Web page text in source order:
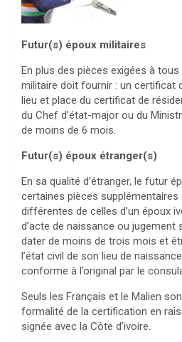
Futur(s) époux militaires
En plus des pièces exigées à
militaire doit fournir : un certificat
lieu et place du certificat de
du Chef d’état-major ou du
de moins de 6 mois.
Futur(s) époux étranger(s)
En sa qualité d’étranger, le futur
certaines pièces supplémentaires
différentes de celles d’un époux
d’acte de naissance ou
dater de moins de trois mois et
l’état civil de son lieu de
conforme à l’original par le
Seuls les Français et le Malien
formalité de la certification en
signée avec la Côte d’ivoire.